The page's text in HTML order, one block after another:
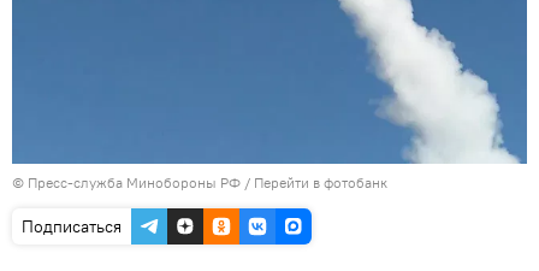
© Пресс-служба Минобороны РФ / Перейти в фотобанк
Подписаться